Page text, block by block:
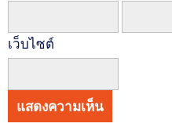
เว็บไซต์